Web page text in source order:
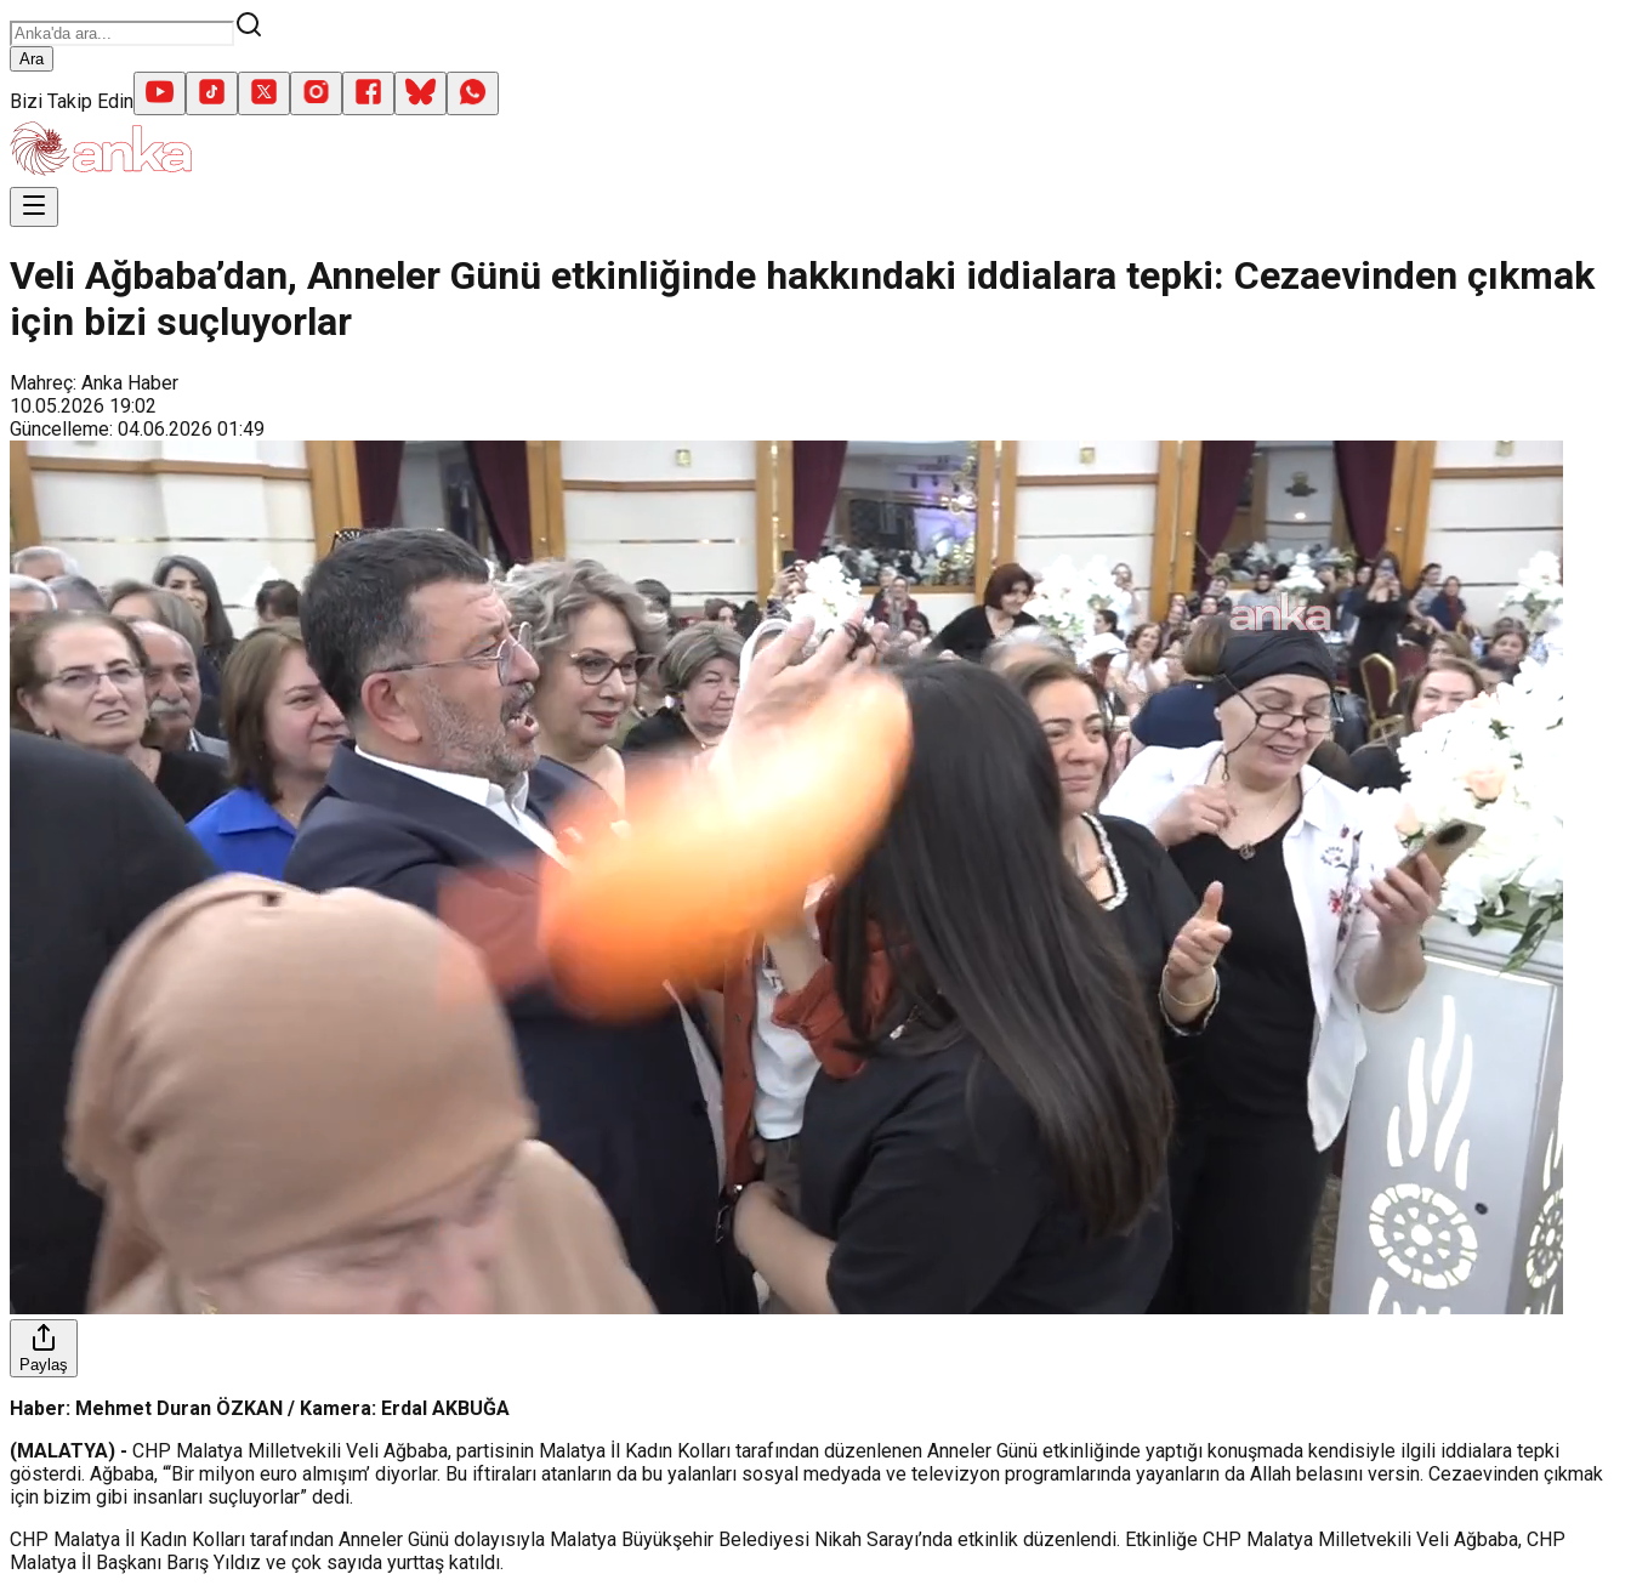
Ara
Bizi Takip Edin
Veli Ağbaba’dan, Anneler Günü etkinliğinde hakkındaki iddialara tepki: Cezaevinden çıkmak
için bizi suçluyorlar
Mahreç: Anka Haber
10.05.2026 19:02
Güncelleme: 04.06.2026 01:49
Paylaş
Haber: Mehmet Duran ÖZKAN / Kamera: Erdal AKBUĞA
(MALATYA) - CHP Malatya Milletvekili Veli Ağbaba, partisinin Malatya İl Kadın Kolları tarafından düzenlenen Anneler Günü etkinliğinde yaptığı konuşmada kendisiyle ilgili iddialara tepki
gösterdi. Ağbaba, “‘Bir milyon euro almışım’ diyorlar. Bu iftiraları atanların da bu yalanları sosyal medyada ve televizyon programlarında yayanların da Allah belasını versin. Cezaevinden çıkmak
için bizim gibi insanları suçluyorlar” dedi.
CHP Malatya İl Kadın Kolları tarafından Anneler Günü dolayısıyla Malatya Büyükşehir Belediyesi Nikah Sarayı’nda etkinlik düzenlendi. Etkinliğe CHP Malatya Milletvekili Veli Ağbaba, CHP
Malatya İl Başkanı Barış Yıldız ve çok sayıda yurttaş katıldı.